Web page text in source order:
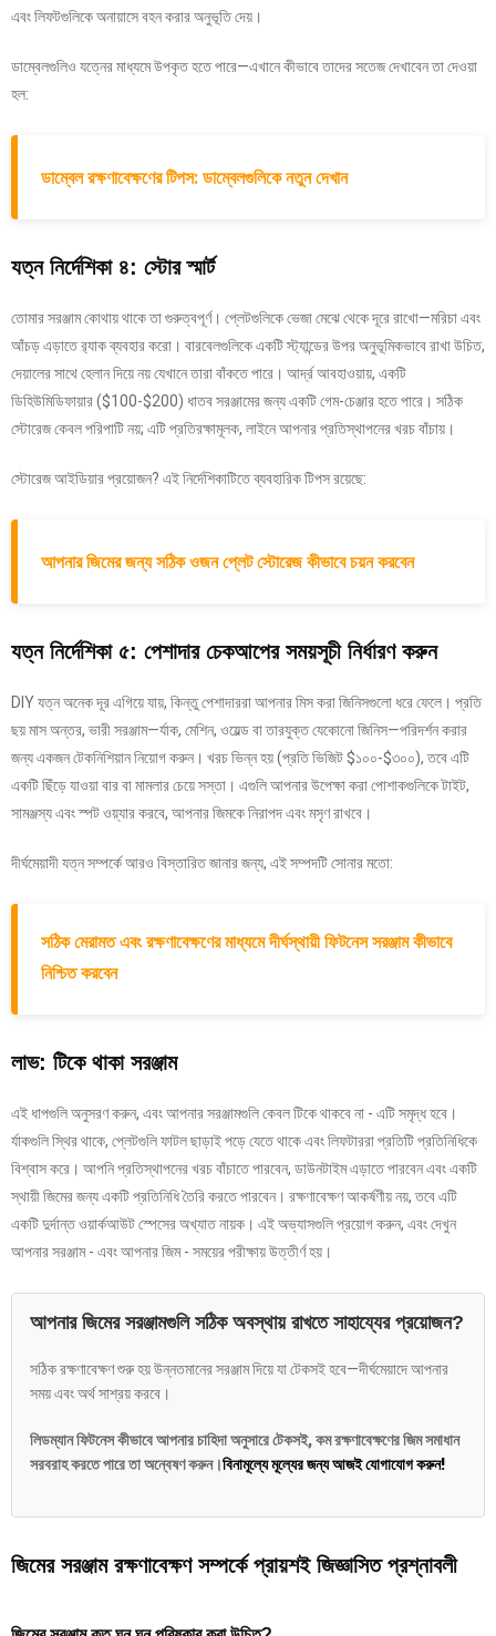
এবং লিফটগুলিকে অনায়াসে বহন করার অনুভূতি দেয়।
ডাম্বেলগুলিও যত্নের মাধ্যমে উপকৃত হতে পারে—এখানে কীভাবে তাদের সতেজ দেখাবেন তা দেওয়া
হল:
ডাম্বেল রক্ষণাবেক্ষণের টিপস: ডাম্বেলগুলিকে নতুন দেখান
যত্ন নির্দেশিকা ৪: স্টোর স্মার্ট
তোমার সরঞ্জাম কোথায় থাকে তা গুরুত্বপূর্ণ। প্লেটগুলিকে ভেজা মেঝে থেকে দূরে রাখো—মরিচা এবং
আঁচড় এড়াতে র‍্যাক ব্যবহার করো। বারবেলগুলিকে একটি স্ট্যান্ডের উপর অনুভূমিকভাবে রাখা উচিত,
দেয়ালের সাথে হেলান দিয়ে নয় যেখানে তারা বাঁকতে পারে। আর্দ্র আবহাওয়ায়, একটি
ডিহিউমিডিফায়ার ($100-$200) ধাতব সরঞ্জামের জন্য একটি গেম-চেঞ্জার হতে পারে। সঠিক
স্টোরেজ কেবল পরিপাটি নয়; এটি প্রতিরক্ষামূলক, লাইনে আপনার প্রতিস্থাপনের খরচ বাঁচায়।
স্টোরেজ আইডিয়ার প্রয়োজন? এই নির্দেশিকাটিতে ব্যবহারিক টিপস রয়েছে:
আপনার জিমের জন্য সঠিক ওজন প্লেট স্টোরেজ কীভাবে চয়ন করবেন
যত্ন নির্দেশিকা ৫: পেশাদার চেকআপের সময়সূচী নির্ধারণ করুন
DIY যত্ন অনেক দূর এগিয়ে যায়, কিন্তু পেশাদাররা আপনার মিস করা জিনিসগুলো ধরে ফেলে। প্রতি
ছয় মাস অন্তর, ভারী সরঞ্জাম—র্যাক, মেশিন, ওয়েল্ড বা তারযুক্ত যেকোনো জিনিস—পরিদর্শন করার
জন্য একজন টেকনিশিয়ান নিয়োগ করুন। খরচ ভিন্ন হয় (প্রতি ভিজিট $১০০-$৩০০), তবে এটি
একটি ছিঁড়ে যাওয়া বার বা মামলার চেয়ে সস্তা। এগুলি আপনার উপেক্ষা করা পোশাকগুলিকে টাইট,
সামঞ্জস্য এবং স্পট ওয়্যার করবে, আপনার জিমকে নিরাপদ এবং মসৃণ রাখবে।
দীর্ঘমেয়াদী যত্ন সম্পর্কে আরও বিস্তারিত জানার জন্য, এই সম্পদটি সোনার মতো:
সঠিক মেরামত এবং রক্ষণাবেক্ষণের মাধ্যমে দীর্ঘস্থায়ী ফিটনেস সরঞ্জাম কীভাবে
নিশ্চিত করবেন
লাভ: টিকে থাকা সরঞ্জাম
এই ধাপগুলি অনুসরণ করুন, এবং আপনার সরঞ্জামগুলি কেবল টিকে থাকবে না - এটি সমৃদ্ধ হবে।
র্যাকগুলি স্থির থাকে, প্লেটগুলি ফাটল ছাড়াই পড়ে যেতে থাকে এবং লিফটাররা প্রতিটি প্রতিনিধিকে
বিশ্বাস করে। আপনি প্রতিস্থাপনের খরচ বাঁচাতে পারবেন, ডাউনটাইম এড়াতে পারবেন এবং একটি
স্থায়ী জিমের জন্য একটি প্রতিনিধি তৈরি করতে পারবেন। রক্ষণাবেক্ষণ আকর্ষণীয় নয়, তবে এটি
একটি দুর্দান্ত ওয়ার্কআউট স্পেসের অখ্যাত নায়ক। এই অভ্যাসগুলি প্রয়োগ করুন, এবং দেখুন
আপনার সরঞ্জাম - এবং আপনার জিম - সময়ের পরীক্ষায় উত্তীর্ণ হয়।
আপনার জিমের সরঞ্জামগুলি সঠিক অবস্থায় রাখতে সাহায্যের প্রয়োজন?
সঠিক রক্ষণাবেক্ষণ শুরু হয় উন্নতমানের সরঞ্জাম দিয়ে যা টেকসই হবে—দীর্ঘমেয়াদে আপনার
সময় এবং অর্থ সাশ্রয় করবে।
লিডম্যান ফিটনেস কীভাবে আপনার চাহিদা অনুসারে টেকসই, কম রক্ষণাবেক্ষণের জিম সমাধান
সরবরাহ করতে পারে তা অন্বেষণ করুন।বিনামূল্যে মূল্যের জন্য আজই যোগাযোগ করুন!
জিমের সরঞ্জাম রক্ষণাবেক্ষণ সম্পর্কে প্রায়শই জিজ্ঞাসিত প্রশ্নাবলী